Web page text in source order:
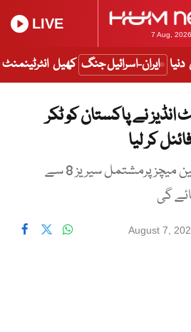
7 Aug, 2026
LIVE
دنیا ایران-اسرائیل جنگ کھیل انٹرٹینمنٹ
نے پاکستان کو ٹکر
کر لیا
شائے ہوپ کپتان مقرر، تین میچز پرمشتمل سیریز 8 سے
August 7,